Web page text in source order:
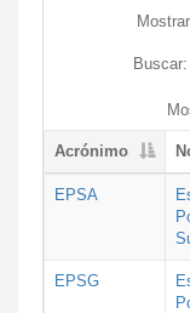
Mostrar
Buscar:
Acrónimo
EPSA
EPSG